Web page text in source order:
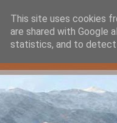
This site uses cookies
are shared with Google
statistics, and to detect